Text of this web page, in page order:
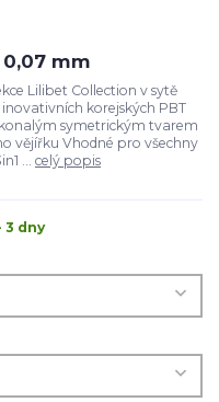
mm
Lilibet Collection v sytě
korejských PBT
symetrickým tvarem
vějířku Vhodné pro všechny
... celý popis
3 dny